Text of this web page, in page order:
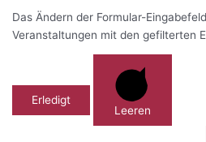
Das Ändern der Formular-
Veranstaltungen mit den gefilterten
Erledigt
Leeren